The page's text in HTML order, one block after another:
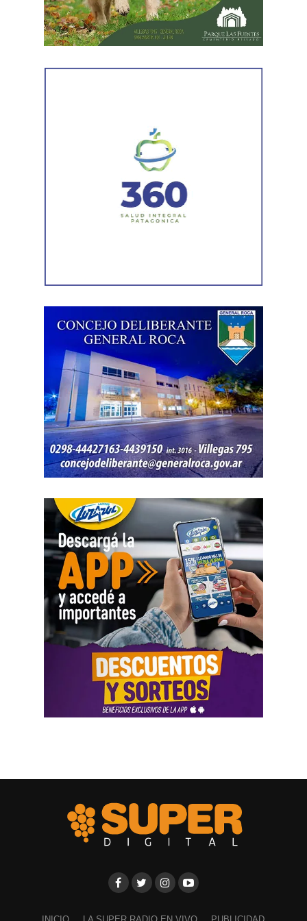
oportunidades, publicidad, transparencia y derecho a la
revisión administrativa».
será tratado este jueves por la Legislatura provincial.
La funcionaria sostuvo además que la iniciativa no solo
representa una solución para los agentes que se
encuentren en condiciones de acceder a la estabilidad,
sino que también busca garantizar que el procedimiento